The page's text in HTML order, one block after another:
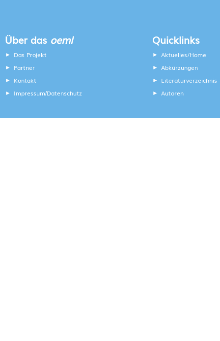
Über das oeml
Das Projekt
Partner
Kontakt
Impressum/Datenschutz
Quicklinks
Aktuelles/Home
Abkürzungen
Literaturverzeichnis
Autoren